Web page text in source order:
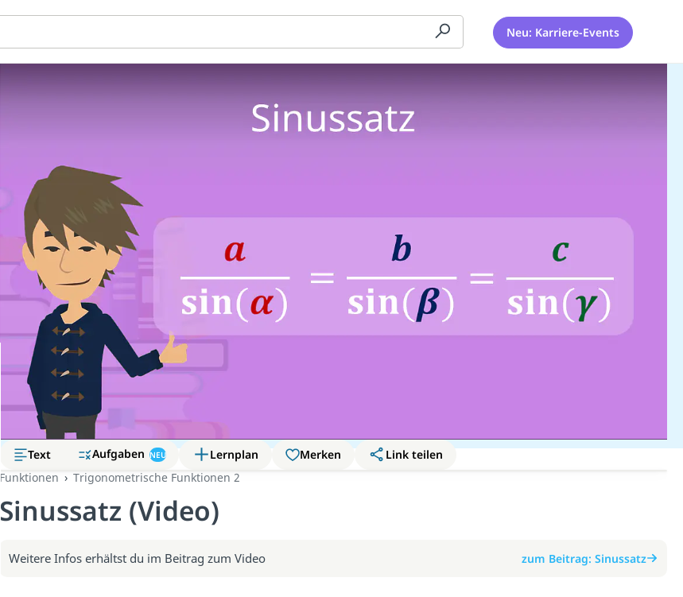
Neu: Karriere-Events
Text Aufgaben NEU Lernplan Merken
Link teilen
Funktionen
Trigonometrische Funktionen 2
Sinussatz (Video)
Weitere Infos erhältst du im Beitrag zum Video zum Beitrag: Sinussatz